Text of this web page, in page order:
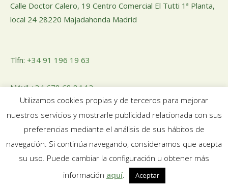
Calle Doctor Calero, 19 Centro Comercial El Tutti 1ª Planta,
local 24 28220 Majadahonda Madrid
Tlfn: +34 91 196 19 63
Móvil+34 678 68 84 13
Email:pedidosnuosalud@gmail.com
Utilizamos cookies propias y de terceros para mejorar
nuestros servicios y mostrarle publicidad relacionada con sus
preferencias mediante el análisis de sus hábitos de
navegación. Si continúa navegando, consideramos que acepta
su uso. Puede cambiar la configuración u obtener más
información aquí. Aceptar